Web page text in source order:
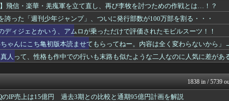
裸で街を駆け回りそうなキャラ
コンテンツ・声優
感想：ついに親子対決の予感！ベリル先生...
アニメつぶやき
姑息すぎてしまい炎上
漫画まとめ速報
ぎる…
デジタルニュー
花」「岡部倫太郎」「暁美ほむら」←これｗｗ...
アニはつ -アニ
CM
コンテンツ・声
され審議されるもセーフだった模様wwww...
異世界転生まと
てしまうｗｗｗ
アニチャット
8年！何が凄かったの？
界でさぁ！悪魔がいてさぁ！世界を創った...
ああ言えばForYou
】飛信・楽華・羌瘣軍を立て直し、再び李牧を討つための作戦とは…！？
誇った「週刊少年ジャンプ」、ついに発行部数が100万部を割る・・・
ディジェとかいう、アムロが乗っただけで評価されたモビルスーツ！！
ちゃんにこち亀初版本読ませてもらってねー。内容は全く変わらないから」
真人って、性格も作中での行いも末路も似たような二人なのに人気に差があ
1838 in / 5739
のIP売上は15億円 過去3期との比較と通期95億円計画を解説